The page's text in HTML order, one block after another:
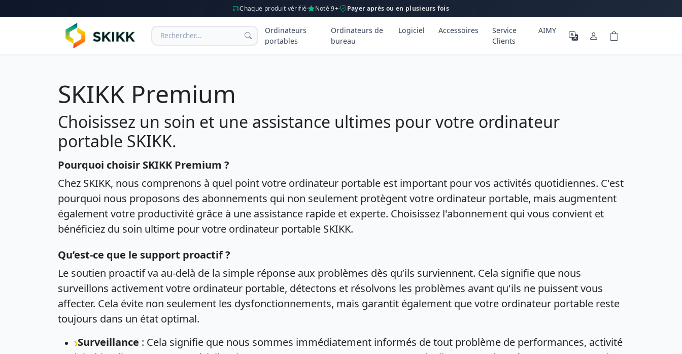
Chaque produit vérifié Noté 9+ Payer après ou en plusieurs fois
Ordinateurs
portables
Ordinateurs de
bureau
Logiciel Accessoires
Service
Clients
AIMY
SKIKK Premium
Choisissez un soin et une assistance ultimes pour votre ordinateur
portable SKIKK.
Pourquoi choisir SKIKK Premium ?
Chez SKIKK, nous comprenons à quel point votre ordinateur portable est important pour vos activités quotidiennes. C'est
pourquoi nous proposons des abonnements qui non seulement protègent votre ordinateur portable, mais augmentent
également votre productivité grâce à une assistance rapide et experte. Choisissez l'abonnement qui vous convient et
bénéficiez du soin ultime pour votre ordinateur portable SKIKK.
Qu’est-ce que le support proactif ?
Le soutien proactif va au-delà de la simple réponse aux problèmes dès qu’ils surviennent. Cela signifie que nous
surveillons activement votre ordinateur portable, détectons et résolvons les problèmes avant qu'ils ne puissent vous
affecter. Cela évite non seulement les dysfonctionnements, mais garantit également que votre ordinateur portable reste
toujours dans un état optimal.
Surveillance : Cela signifie que nous sommes immédiatement informés de tout problème de performances, activité